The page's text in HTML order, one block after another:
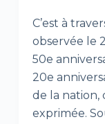
C’est à
observée le
50e
20e
de la nation,
exprimée.